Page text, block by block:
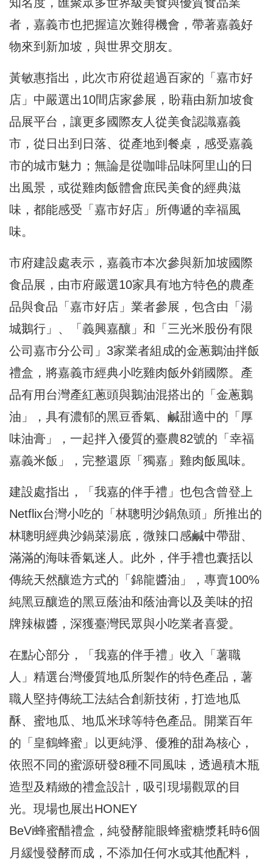
者，嘉義市也把握這次難得機會，帶著嘉義好
物來到新加坡，與世界交朋友。
黃敏惠指出，此次市府從超過百家的「嘉市好
店」中嚴選出10間店家參展，盼藉由新加坡食
品展平台，讓更多國際友人從美食認識嘉義
市，從日出到日落、從產地到餐桌，感受嘉義
市的城市魅力；無論是從咖啡品味阿里山的日
出風景，或從雞肉飯體會庶民美食的經典滋
味，都能感受「嘉市好店」所傳遞的幸福風
味。
市府建設處表示，嘉義市本次參與新加坡國際
食品展，由市府嚴選10家具有地方特色的農產
品與食品「嘉市好店」業者參展，包含由「湯
城鵝行」、「義興嘉釀」和「三光米股份有限
公司嘉市分公司」3家業者組成的金蔥鵝油拌飯
禮盒，將嘉義市經典小吃雞肉飯外銷國際。產
品有用台灣產紅蔥頭與鵝油混搭出的「金蔥鵝
油」，具有濃郁的黑豆香氣、鹹甜適中的「厚
味油膏」，一起拌入優質的臺農82號的「幸福
嘉義米飯」，完整還原「獨嘉」雞肉飯風味。
建設處指出，「我嘉的伴手禮」也包含曾登上
Netflix台灣小吃的「林聰明沙鍋魚頭」所推出的
林聰明經典沙鍋菜湯底，微辣口感鹹中帶甜、
滿滿的海味香氣迷人。此外，伴手禮也囊括以
傳統天然釀造方式的「錦龍醬油」，專賣100%
純黑豆釀造的黑豆蔭油和蔭油膏以及美味的招
牌辣椒醬，深獲臺灣民眾與小吃業者喜愛。
在點心部分，「我嘉的伴手禮」收入「薯職
人」精選台灣優質地瓜所製作的特色產品，薯
職人堅持傳統工法結合創新技術，打造地瓜
酥、蜜地瓜、地瓜米球等特色產品。開業百年
的「皇鶴蜂蜜」以更純淨、優雅的甜為核心，
依照不同的蜜源研發8種不同風味，透過積木瓶
造型及精緻的禮盒設計，吸引現場觀眾的目
光。現場也展出HONEY
BeVi蜂蜜醋禮盒，純發酵龍眼蜂蜜糖漿耗時6個
月緩慢發酵而成，不添加任何水或其他配料，